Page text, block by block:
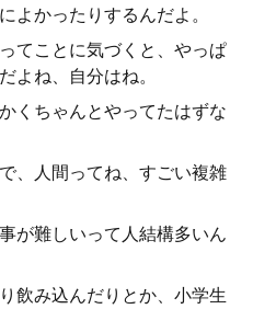
よかったりするんだよ。
てことに気づくと、やっぱ
よね、自分はね。
くちゃんとやってたはずな
、人間ってね、すごい複雑
が難しいって人結構多いん
飲み込んだりとか、小学生